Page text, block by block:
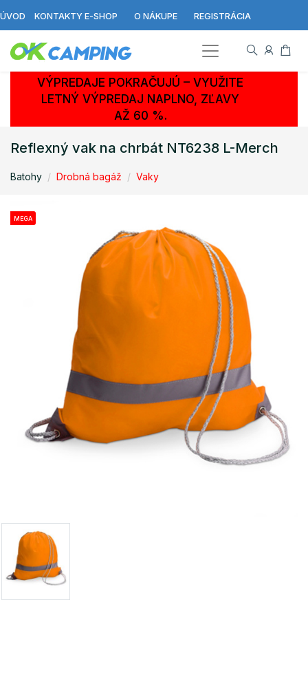
ÚVOD KONTAKTY E-SHOP O NÁKUPE REGISTRÁCIA
VÝPREDAJE POKRAČUJÚ – VYUŽITE
LETNÝ VÝPREDAJ NAPLNO, ZĽAVY
AŽ 60 %.
Reflexný vak na chrbát NT6238 L-Merch
Batohy Drobná bagáž Vaky
MEGA